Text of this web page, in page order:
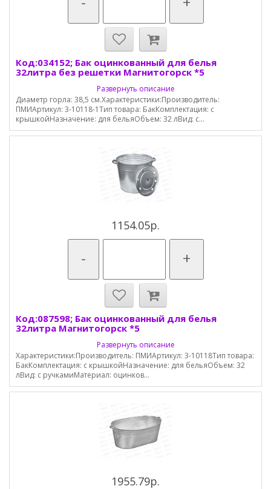
Код:034152; Бак оцинкованный для белья
32литра без решетки Магнитогорск *5
Развернуть описание
Диаметр горла: 38,5 см.Характеристики:Производитель:
ПМИАртикул: 3-10118-1Тип товара: БакКомплектация: с
крышкойНазначение: для бельяОбъем: 32 лВид: с...
1154.05р.
- +
Код:087598; Бак оцинкованный для белья
32литра Магнитогорск *5
Развернуть описание
Характеристики:Производитель: ПМИАртикул: 3-10118Тип товара:
БакКомплектация: с крышкойНазначение: для бельяОбъем: 32
лВид: с ручкамиМатериал: оцинков...
1955.79р.